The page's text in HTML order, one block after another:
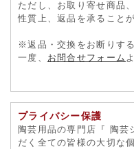
ただし、お取り寄せ商品
性質上、返品を承ること
※返品・交換をお断りす
一度、 お問合せフォーム
プライバシー保護
陶芸用品の専門店『 陶芸
だく全ての皆様の大切な